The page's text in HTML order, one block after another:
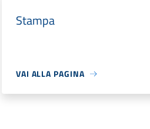
Stampa
VAI ALLA PAGINA